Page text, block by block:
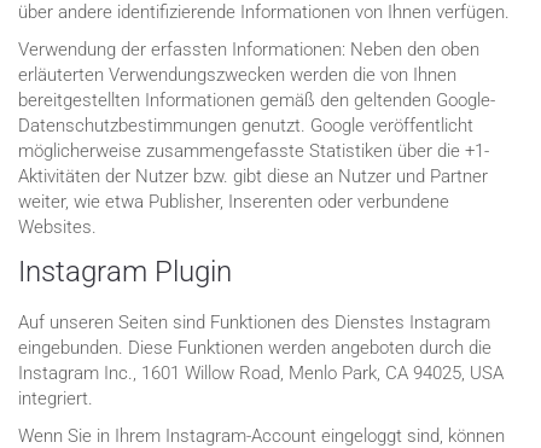
über andere identifizierende Informationen von Ihnen verfügen.
Verwendung der erfassten Informationen: Neben den oben
erläuterten Verwendungszwecken werden die von Ihnen
bereitgestellten Informationen gemäß den geltenden Google-
Datenschutzbestimmungen genutzt. Google veröffentlicht
möglicherweise zusammengefasste Statistiken über die +1-
Aktivitäten der Nutzer bzw. gibt diese an Nutzer und Partner
weiter, wie etwa Publisher, Inserenten oder verbundene
Websites.
Instagram Plugin
Auf unseren Seiten sind Funktionen des Dienstes Instagram
eingebunden. Diese Funktionen werden angeboten durch die
Instagram Inc., 1601 Willow Road, Menlo Park, CA 94025, USA
integriert.
Wenn Sie in Ihrem Instagram-Account eingeloggt sind, können